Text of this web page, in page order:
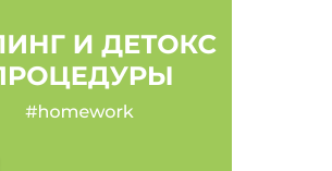
маски ALCHEMY
продукт из линейки